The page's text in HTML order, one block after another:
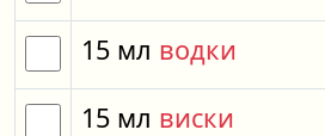
15 мл водки
15 мл виски